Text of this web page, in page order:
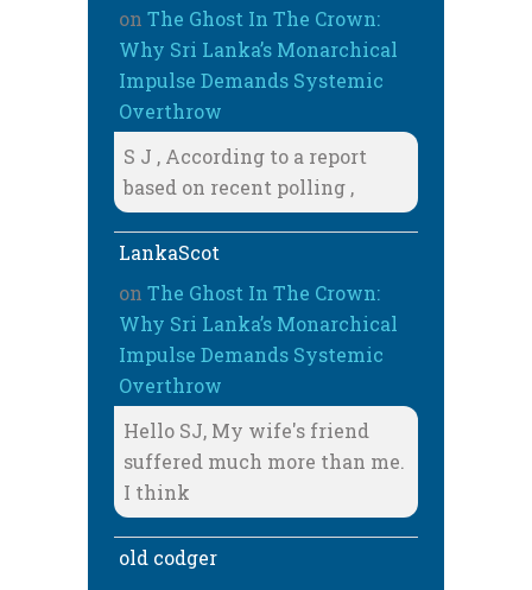
on The Ghost In The Crown:
Why Sri Lanka’s Monarchical
Impulse Demands Systemic
Overthrow
S J , According to a report
based on recent polling ,
LankaScot
on The Ghost In The Crown:
Why Sri Lanka’s Monarchical
Impulse Demands Systemic
Overthrow
Hello SJ, My wife's friend
suffered much more than me.
I think
old codger